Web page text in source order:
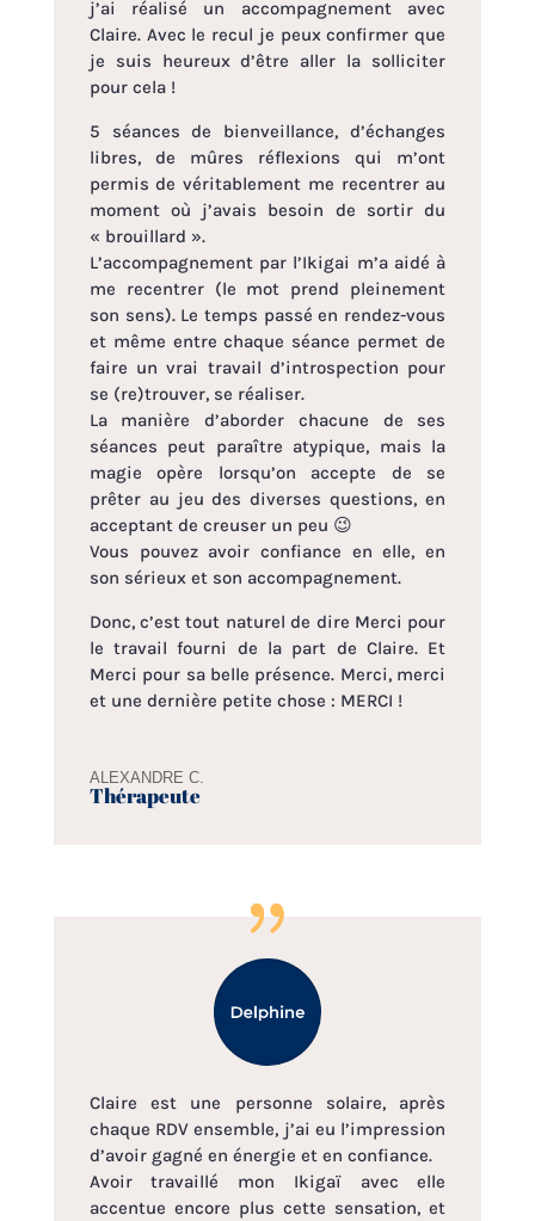
j’ai réalisé un accompagnement avec
Claire. Avec le recul je peux confirmer que
je suis heureux d’être aller la solliciter
pour cela !
5 séances de bienveillance, d’échanges
libres, de mûres réflexions qui m’ont
permis de véritablement me recentrer au
moment où j’avais besoin de sortir du
« brouillard ».
L’accompagnement par l’Ikigai m’a aidé à
me recentrer (le mot prend pleinement
son sens). Le temps passé en rendez-vous
et même entre chaque séance permet de
faire un vrai travail d’introspection pour
se (re)trouver, se réaliser.
La manière d’aborder chacune de ses
séances peut paraître atypique, mais la
magie opère lorsqu’on accepte de se
prêter au jeu des diverses questions, en
acceptant de creuser un peu 😉
Vous pouvez avoir confiance en elle, en
son sérieux et son accompagnement.
Donc, c’est tout naturel de dire Merci pour
le travail fourni de la part de Claire. Et
Merci pour sa belle présence. Merci, merci
et une dernière petite chose : MERCI !
ALEXANDRE C.
Thérapeute
Claire est une personne solaire, après
chaque RDV ensemble, j’ai eu l’impression
d’avoir gagné en énergie et en confiance.
Avoir travaillé mon Ikigaï avec elle
accentue encore plus cette sensation, et